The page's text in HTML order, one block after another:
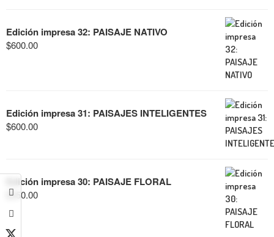
Edición impresa 32: PAISAJE NATIVO
$600.00
Edición impresa 31: PAISAJES INTELIGENTES
$600.00
Edición impresa 30: PAISAJE FLORAL
$350.00